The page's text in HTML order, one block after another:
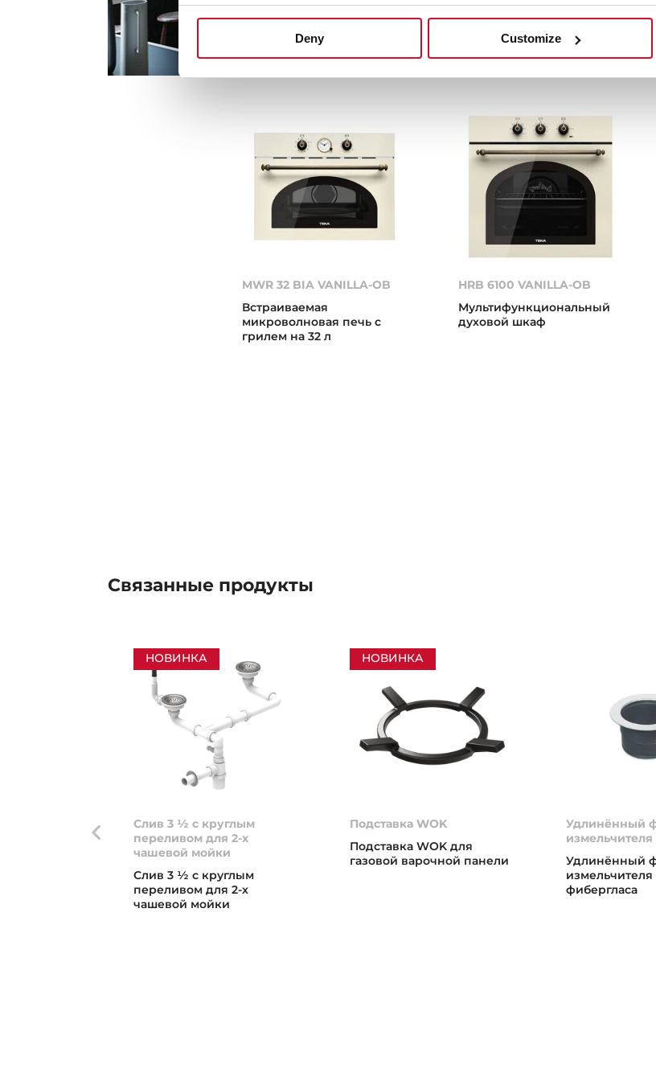
Deny Customize
HRB 6100 VANILLA-OB
Мультифункциональный
духовой шкаф
MWR 32 BIA VANILLA-OB
Встраиваемая
микроволновая печь с
грилем на 32 л
Связанные продукты
НОВИНКА
Слив 3 ½ с круглым
переливом для 2-х
чашевой мойки
Слив 3 ½ с круглым
переливом для 2-х
чашевой мойки
НОВИНКА
Подставка WOK
Подставка WOK для
газовой варочной панели
Удлинённый
Удлинённый
измельчителя
фибергласа